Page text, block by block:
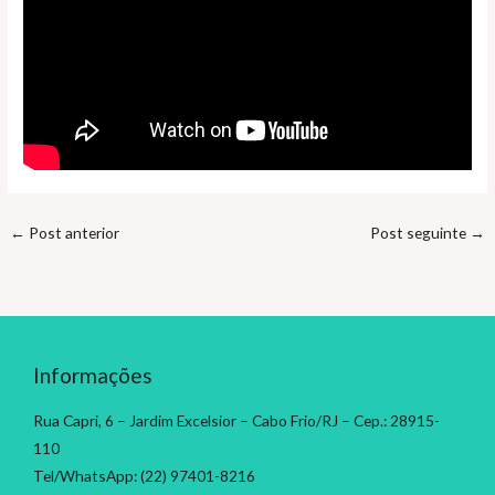
← Post anterior Post seguinte →
Informações
Rua Capri, 6 – Jardim Excelsior – Cabo Frio/RJ – Cep.: 28915-
110
Tel/WhatsApp: (22) 97401-8216